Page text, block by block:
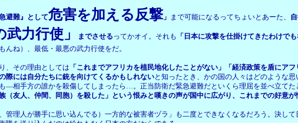
避難』として危害を加える反撃 」 まで可能になるってちょいとあーた、
力行使」 までさせるってかオイ。それも
「日本に攻撃を仕掛けてきたわけで
ね）、最低・最悪の武力行使をだ。
、その理由としては 「これまでアフリカを植民地化したことがない」「経済政策を盾にア
際には自分たちに銃を向けてくるかもしれないと知ったとき、かの国の人々はどのような
―相手方の誰かを殺傷してしまったら…。正当防衛だ緊急避難だといくら理屈を並べ立て
（友人、仲間、同胞）を殺した」という恨みと嘆きの声が国中に広がり、これまでの好意
理人が勝手に思い込んでる）一方的な被害者ヅラ」も二度とできなくなるだろう。決して